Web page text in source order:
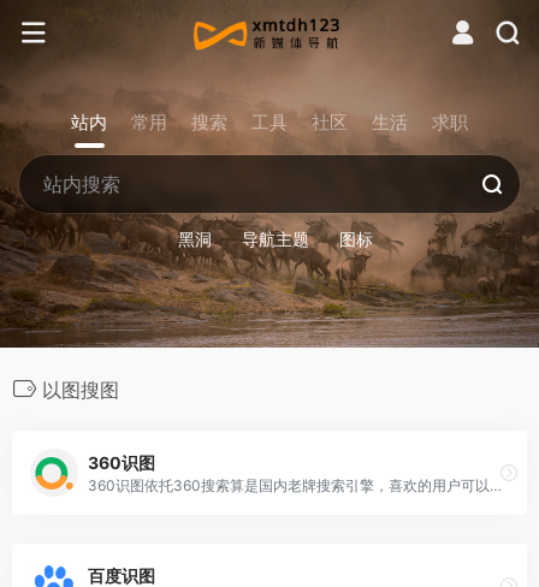
站内 常用 搜索 工具 社区 生活 求职
黑洞 导航主题 图标
以图搜图
360识图
360识图依托360搜索算是国内老牌搜索引擎，喜欢的用户可以尝试一下，进入360识图官网，将复制的图片地址粘贴到搜索栏，或者点击上传图片，搜索完成，就会弹出所需要的人物信息或者图
百度识图